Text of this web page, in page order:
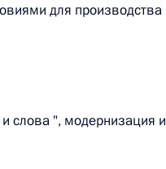
учреждениях»
для производства
слова ", модернизация и